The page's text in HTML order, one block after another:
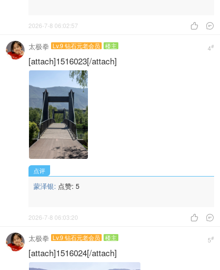
 
2026-7-8 06:02:57
4#
太极拳 Lv.9 钻石元老会员 楼主
[attach]1516023[/attach]
点评
蒙泽银: 点赞: 5
 
2026-7-8 06:03:20
5#
太极拳 Lv.9 钻石元老会员 楼主
[attach]1516024[/attach]